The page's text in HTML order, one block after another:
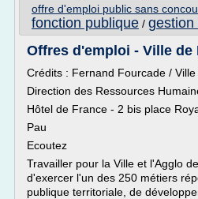
offre d'emploi public sans
fonction publique / gestion
Offres d'emploi - Ville de
Crédits : Fernand Fourcade /
Direction des Ressources
Hôtel de France - 2 bis place
Pau
Ecoutez
Travailler pour la Ville et l'Agglo
d'exercer l'un des 250 métiers
publique territoriale, de